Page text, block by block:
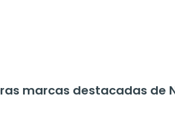
marcas destacadas de